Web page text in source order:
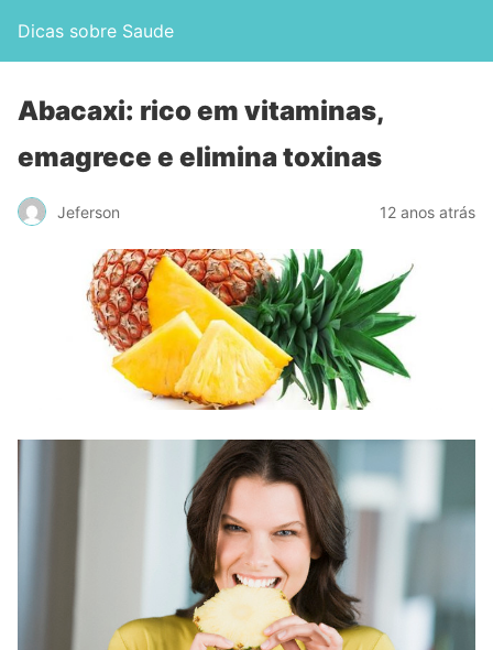
Dicas sobre Saude
Abacaxi: rico em vitaminas,
emagrece e elimina toxinas
Jeferson 12 anos atrás